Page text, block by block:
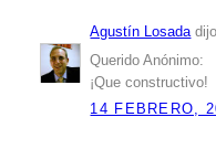
Agustín Losada
Querido Anónimo:
¡Que constructivo!
14 FEBRERO,